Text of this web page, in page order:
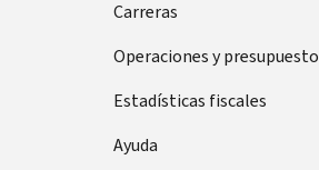
Carreras
Operaciones y presupuesto
Estadísticas fiscales
Ayuda